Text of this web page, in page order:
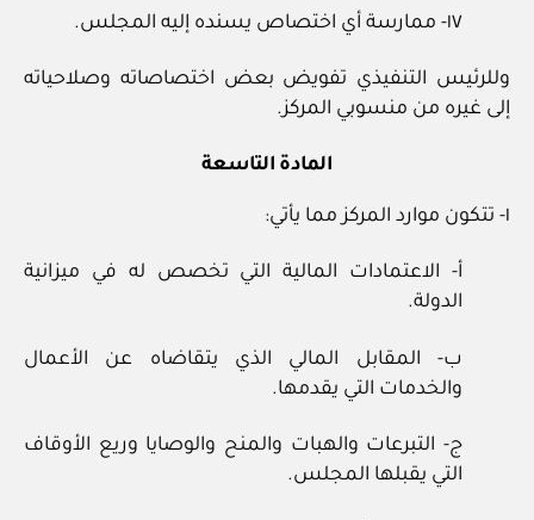
١٧‏- ممارسة أي اختصاص يسنده إليه المجلس.
وللرئيس التنفيذي تفويض بعض اختصاصاته وصلاحياته
إلى غيره من منسوبي المركز.
المادة التاسعة
١‏- تتكون موارد المركز مما يأتي:
أ‏- الاعتمادات المالية التي تخصص له في ميزانية
الدولة.
ب‏- المقابل المالي الذي يتقاضاه عن الأعمال
والخدمات التي يقدمها.
ج‏- التبرعات والهبات والمنح والوصايا وريع الأوقاف
التي يقبلها المجلس.